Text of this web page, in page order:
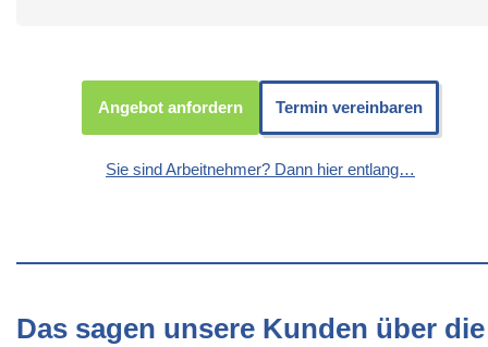
Angebot anfordern Termin vereinbaren
Sie sind Arbeitnehmer? Dann hier entlang…
Das sagen unsere Kunden über die